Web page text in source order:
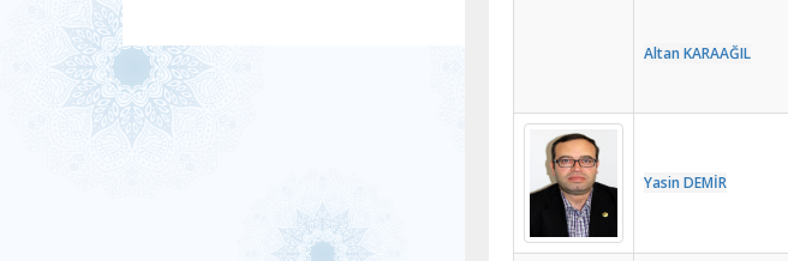
Altan KARAAĞIL
Yasin DEMİR